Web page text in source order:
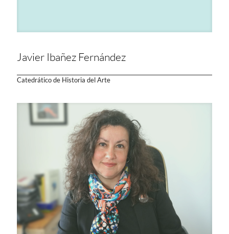
Javier Ibañez Fernández
Catedrático de Historia del Arte